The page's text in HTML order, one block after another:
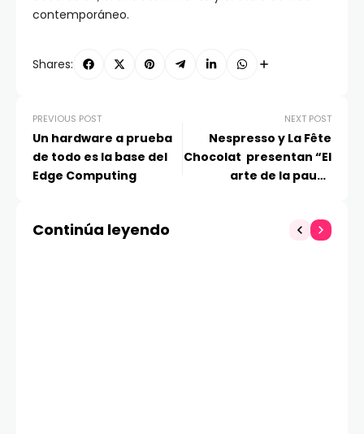
contemporáneo.
Shares:
PREVIOUS POST
Un hardware a prueba
de todo es la base del
Edge Computing
NEXT POST
Nespresso y La Fête
Chocolat presentan “El
arte de la pausa
Continúa leyendo